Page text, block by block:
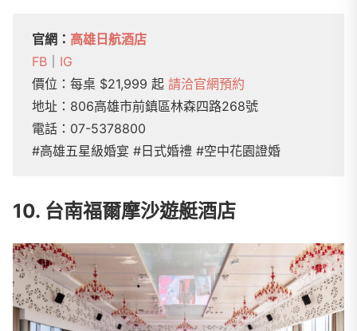
官網： 高雄日航酒店
FB
IG
價位：每桌 $21,999 起 請洽官網預約
地址：806高雄市前鎮區林森四路268號
電話：07-5378800
#高雄五星級婚宴 #日式婚禮 #空中花園證婚
10. 台南福爾摩沙遊艇酒店